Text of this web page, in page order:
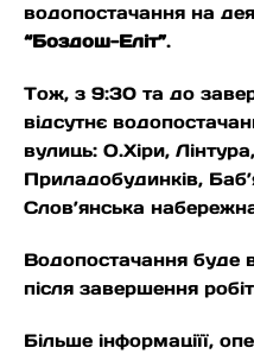
водопостачання на
“Боздош-Еліт”.
Тож, з 9:30 та до
відсутнє
вулиць: О.Хіри,
Приладобудинків,
Слов’янська
Водопостачання буде
після завершення
Більше інформаціїї,